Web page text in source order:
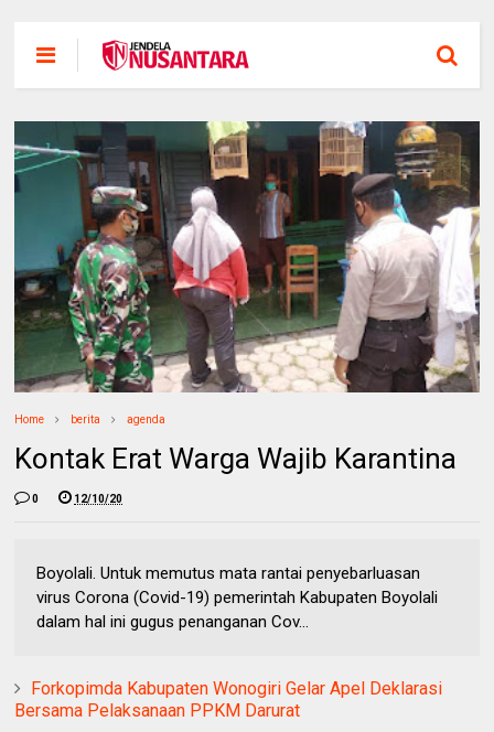
Home berita agenda
Kontak Erat Warga Wajib Karantina
0 12/10/20
Boyolali. Untuk memutus mata rantai penyebarluasan
virus Corona (Covid-19) pemerintah Kabupaten Boyolali
dalam hal ini gugus penanganan Cov...
Forkopimda Kabupaten Wonogiri Gelar Apel Deklarasi
Bersama Pelaksanaan PPKM Darurat